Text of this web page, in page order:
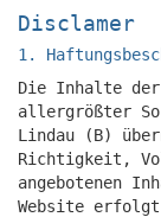
Disclamer
1.
Die Inhalte der
allergrößter
Lindau (B)
Richtigkeit,
angebotenen
Website